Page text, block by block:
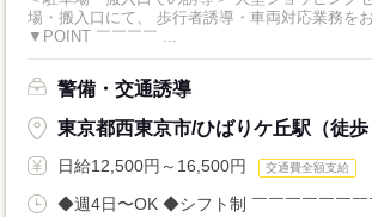
場・搬入口にて、 歩行者誘導・車両対応業務を
▼POINT ￣￣￣￣ ...
警備・交通誘導
東京都西東京市/ひばりケ丘駅（徒歩
日給12,500円～16,500円 交通費全額支給
◆週4日〜OK ◆シフト制 ￣￣￣￣￣￣￣